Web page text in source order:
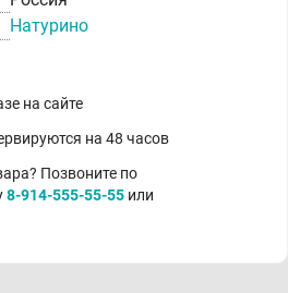
Натурино
на сайте
на 48 часов
Позвоните по
8-914-555-55-55 или